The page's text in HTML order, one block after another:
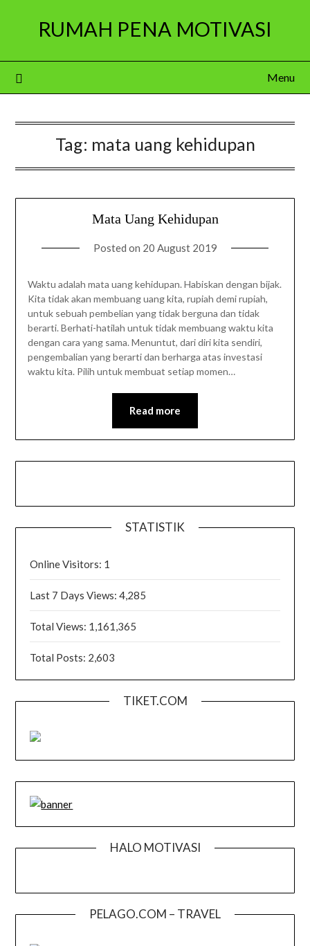
RUMAH PENA MOTIVASI
Menu
Tag: mata uang kehidupan
Mata Uang Kehidupan
Posted on 20 August 2019
Waktu adalah mata uang kehidupan. Habiskan dengan bijak.
Kita tidak akan membuang uang kita, rupiah demi rupiah,
untuk sebuah pembelian yang tidak berguna dan tidak
berarti. Berhati-hatilah untuk tidak membuang waktu kita
dengan cara yang sama. Menuntut, dari diri kita sendiri,
pengembalian yang berarti dan berharga atas investasi
waktu kita. Pilih untuk membuat setiap momen…
Read more
STATISTIK
Online Visitors: 1
Last 7 Days Views:4,285
Total Views: 1,161,365
Total Posts: 2,603
TIKET.COM
HALO MOTIVASI
PELAGO.COM – TRAVEL